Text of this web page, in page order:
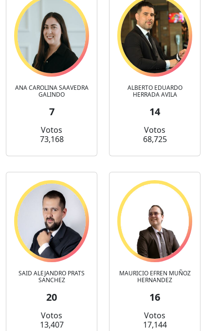
ANA CAROLINA SAAVEDRA
GALINDO
7
Votos
73,168
ALBERTO EDUARDO
HERRADA AVILA
14
Votos
68,725
SAID ALEJANDRO PRATS
SANCHEZ
20
Votos
13,407
MAURICIO EFREN MUÑOZ
HERNANDEZ
16
Votos
17,144